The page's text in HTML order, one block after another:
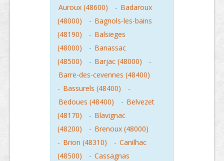
Auroux (48600)
- Badaroux
(48000)
- Bagnols-les-bains
(48190)
- Balsieges
(48000)
- Banassac
(48500)
- Barjac (48000)
-
Barre-des-cevennes (48400)
- Bassurels (48400)
-
Bedoues (48400)
- Belvezet
(48170)
- Blavignac
(48200)
- Brenoux (48000)
- Brion (48310) - Canilhac
(48500)
- Cassagnas